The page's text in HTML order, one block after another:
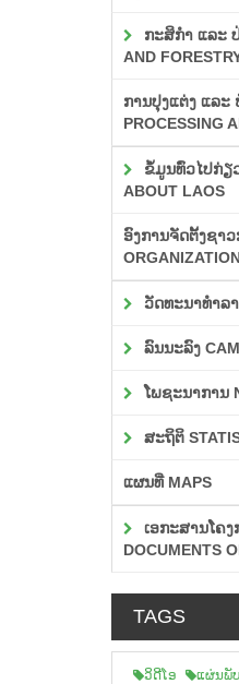
ກະສິກຳ ແລະ
AND
ການປຸງແຕ່ງ ແລະ
PROCESSING
ຂໍ້ມູນທົ່ວໄປກ່ຽ
ABOUT LAOS
ອົງການຈັດຕັ້ງຊາ
ວັດທະນາທຳລ
ລົນນະລົງ
ໂພຊະນາການ
ສະຖິຕິ
ແຜນທີ່ MAPS
ເອກະສານໂຄງ
DOCUMENTS
TAGS
ວິດີໂອ ແຜ່ນພັບ